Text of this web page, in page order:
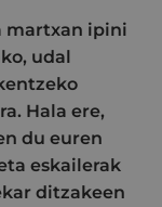
martxan ipini
udal
Hala ere,
du euren
eskailerak
ditzakeen